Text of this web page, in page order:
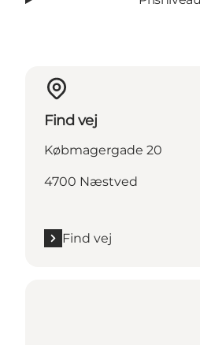
Find vej
Købmagergade 20
4700 Næstved
Find vej